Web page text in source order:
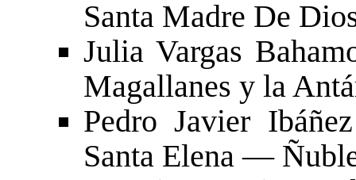
Santa Madre De
Julia Vargas
Magallanes y la
Pedro Javier
Santa Elena —